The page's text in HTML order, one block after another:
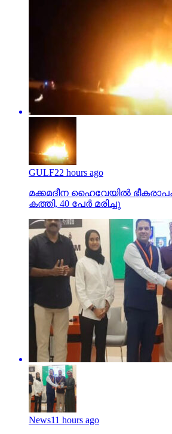
GULF22 hours ago
മക്കമദീന ഹൈവേയില്‍
കത്തി, 40 പേര്‍ മരിച്ചു
News11 hours ago